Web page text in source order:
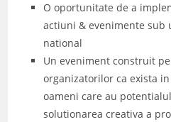
O oportunitate de a
actiuni & evenimente
national
Un eveniment construit
organizatorilor ca exista
oameni care au
solutionarea creativa a